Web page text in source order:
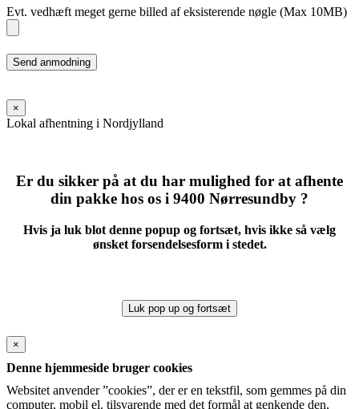
Evt. vedhæft meget gerne billed af eksisterende nøgle (Max 10MB)
Please
leave
field
empty.
×
Lokal afhentning i Nordjylland
Er du sikker på at du har mulighed for at afhente
din pakke hos os i 9400 Nørresundby ?
Hvis ja luk blot denne popup og fortsæt, hvis ikke så vælg
ønsket forsendelsesform i stedet.
Luk pop up og fortsæt
×
Denne hjemmeside bruger cookies
Websitet anvender ”cookies”, der er en tekstfil, som gemmes på din
computer, mobil el. tilsvarende med det formål at genkende den,